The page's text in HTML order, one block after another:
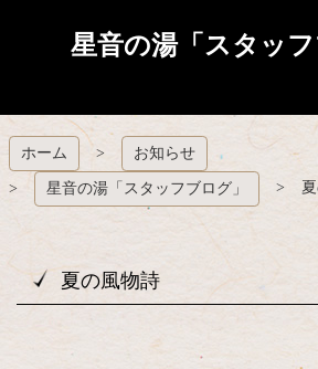
星音の湯「スタッフ
ホーム お知らせ
星音の湯「スタッフブログ」
夏の風物詩